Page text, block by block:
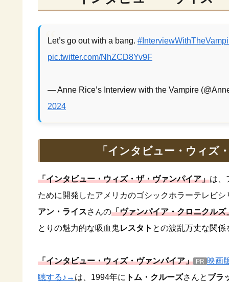
Let’s go out with a bang.
pic.twitter.com/NhZCD8Yv9F
— Anne Rice’s Interview with the Vampire
2024
「インタビュー・ウィズ
「インタビュー・ウィズ・ザ・ヴァンパイア」は、
ために開発したアメリカのゴシックホラーテレビシ
アン・ライスさんの「ヴァンパイア・クロニクルズ
とりの魅力的な吸血鬼レスタト との波乱万丈な関係
「インタビュー・ウィズ・ヴァンパイア」 PR 映画
聴する♪→ は、1994年に トム・クルーズさんと ブラ